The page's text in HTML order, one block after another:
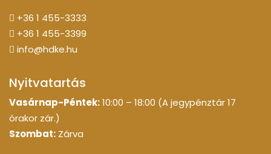
+36 1 455-3333
+36 1 455-3399
info@hdke.hu
Nyitvatartás
Vasárnap-Péntek:10:00 – 18:00 (A jegypénztár 17
órakor zár.)
Szombat: Zárva